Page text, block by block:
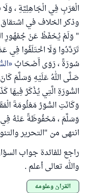
الْعَرَبِ فِي الْجَاهِلِيَّةِ ،
وذكر الخلاف في اشتقاق
" وَلَمْ يُحْفَظْ عَنْ جُمْهُورِ
تَرَدَّدُوا وَلَا اخْتَلَفُوا فِي
سُورَةً ، رَوَى أَصْحَابُ
صَلَّى اللهُ عَلَيْهِ وَسَلَّمَ
السُّورَةِ الَّتِي يُذْكَرُ فِيهَا
وَكَانَتِ السُّوَرُ مَعْلُومَةَ
وَسَلَّمَ ، مَحْفُوظَةً عَنْهُ فِي
انتهى من "التحرير والتنوير"
راجع للفائدة جواب
والله تعالى أعلم .
القرآن وعلومه